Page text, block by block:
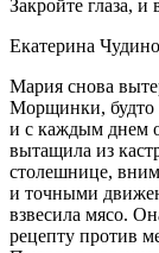
Закройте глаза, и
Екатерина
Мария снова
Морщинки, будто
и с каждым днем
вытащила из
столешнице,
и точными
взвесила мясо.
рецепту против